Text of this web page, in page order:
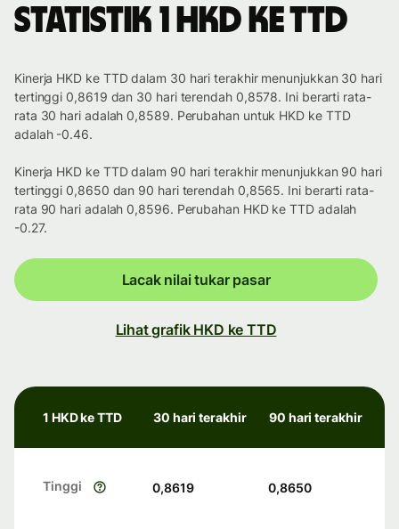
Statistik 1 HKD ke TTD
Kinerja HKD ke TTD dalam 30 hari terakhir menunjukkan 30 hari
tertinggi 0,8619 dan 30 hari terendah 0,8578. Ini berarti rata-
rata 30 hari adalah 0,8589. Perubahan untuk HKD ke TTD
adalah -0.46.
Kinerja HKD ke TTD dalam 90 hari terakhir menunjukkan 90 hari
tertinggi 0,8650 dan 90 hari terendah 0,8565. Ini berarti rata-
rata 90 hari adalah 0,8596. Perubahan HKD ke TTD adalah
-0.27.
Lacak nilai tukar pasar
Lihat grafik HKD ke TTD
1 HKD ke TTD 30 hari terakhir 90 hari terakhir
Tinggi 0,8619 0,8650